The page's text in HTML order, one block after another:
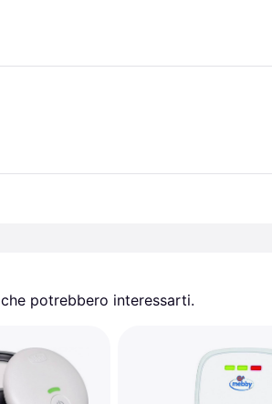
potrebbero interessarti.